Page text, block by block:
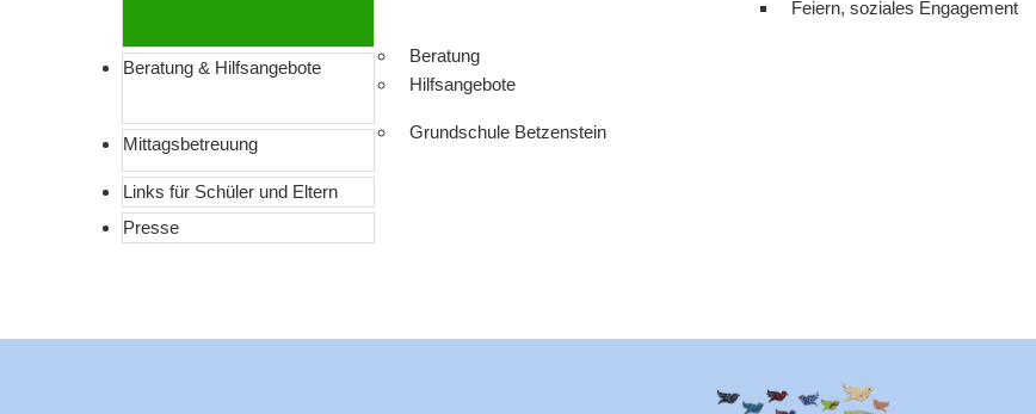
Feiern, soziales Engagement
Beratung & Hilfsangebote
Beratung
Hilfsangebote
Mittagsbetreuung
Grundschule Betzenstein
Links für Schüler und Eltern
Presse